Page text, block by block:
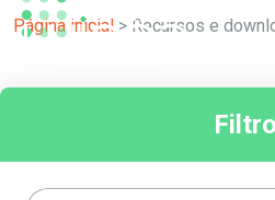
PÁGINA 12
Página inicial > Recursos e
Filtro